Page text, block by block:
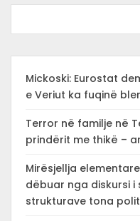
Mickoski: Eurostat
e Veriut ka fuqinë
Terror në familje në
prindërit me thikë –
Mirësjellja
dëbuar nga diskursi i
strukturave tona